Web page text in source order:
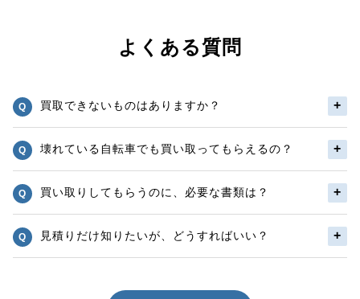
よくある質問
買取できないものはありますか？
壊れている自転車でも買い取ってもらえるの？
買い取りしてもらうのに、必要な書類は？
見積りだけ知りたいが、どうすればいい？